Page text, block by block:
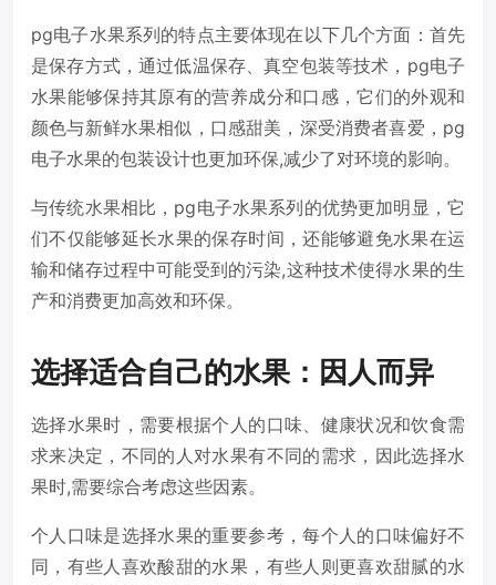
pg电子水果系列的特点主要体现在以下几个方面：首先
是保存方式，通过低温保存、真空包装等技术，pg电子
水果能够保持其原有的营养成分和口感，它们的外观和
颜色与新鲜水果相似，口感甜美，深受消费者喜爱，pg
电子水果的包装设计也更加环保,减少了对环境的影响。
与传统水果相比，pg电子水果系列的优势更加明显，它
们不仅能够延长水果的保存时间，还能够避免水果在运
输和储存过程中可能受到的污染,这种技术使得水果的生
产和消费更加高效和环保。
选择适合自己的水果：因人而异
选择水果时，需要根据个人的口味、健康状况和饮食需
求来决定，不同的人对水果有不同的需求，因此选择水
果时,需要综合考虑这些因素。
个人口味是选择水果的重要参考，每个人的口味偏好不
同，有些人喜欢酸甜的水果，有些人则更喜欢甜腻的水